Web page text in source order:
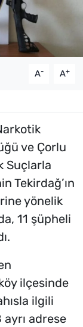
A- A+
ve Çorlu
Suçlarla
Tekirdağ’ın
yönelik
11 şüpheli
ilçesinde
ilgili
adrese